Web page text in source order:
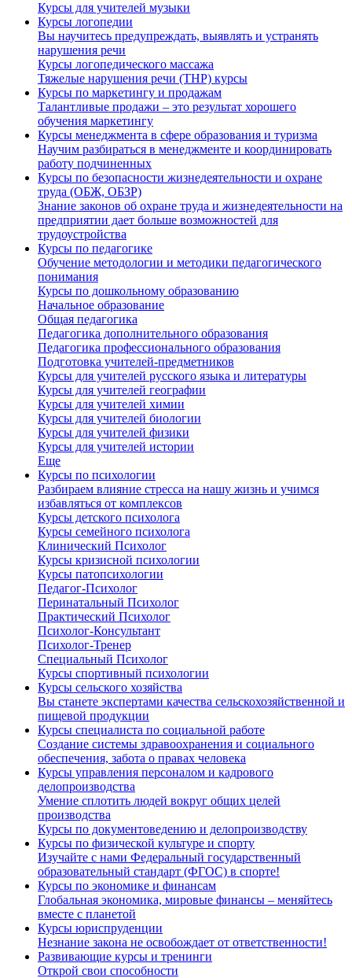
Курсы для учителей музыки
Курсы логопедии
Вы научитесь предупреждать, выявлять и устранять
нарушения речи
Курсы логопедического массажа
Тяжелые нарушения речи (ТНР) курсы
Курсы по маркетингу и продажам
Талантливые продажи – это результат хорошего
обучения маркетингу
Курсы менеджмента в сфере образования и туризма
Научим разбираться в менеджменте и координировать
работу подчиненных
Курсы по безопасности жизнедеятельности и охране
труда (ОБЖ, ОБЗР)
Знание законов об охране труда и жизнедеятельности на
предприятии дает больше возможностей для
трудоустройства
Курсы по педагогике
Обучение методологии и методики педагогического
понимания
Курсы по дошкольному образованию
Начальное образование
Общая педагогика
Педагогика дополнительного образования
Педагогика профессионального образования
Подготовка учителей-предметников
Курсы для учителей русского языка и литературы
Курсы для учителей географии
Курсы для учителей химии
Курсы для учителей биологии
Курсы для учителей физики
Курсы для учителей истории
Еще
Курсы по психологии
Разбираем влияние стресса на нашу жизнь и учимся
избавляться от комплексов
Курсы детского психолога
Курсы семейного психолога
Клинический Психолог
Курсы кризисной психологии
Курсы патопсихологии
Педагог-Психолог
Перинатальный Психолог
Практический Психолог
Психолог-Консультант
Психолог-Тренер
Специальный Психолог
Курсы спортивный психологии
Курсы сельского хозяйства
Вы станете экспертами качества сельскохозяйственной и
пищевой продукции
Курсы специалиста по социальной работе
Создание системы здравоохранения и социального
обеспечения, забота о правах человека
Курсы управления персоналом и кадрового
делопроизводства
Умение сплотить людей вокруг общих целей
производства
Курсы по документоведению и делопроизводству
Курсы по физической культуре и спорту
Изучайте с нами Федеральный государственный
образовательный стандарт (ФГОС) в спорте!
Курсы по экономике и финансам
Глобальная экономика, мировые финансы – меняйтесь
вместе с планетой
Курсы юриспруденции
Незнание закона не освобождает от ответственности!
Развивающие курсы и тренинги
Открой свои способности